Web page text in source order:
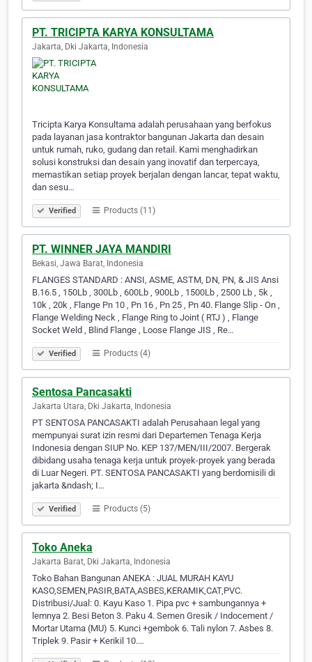
PT. TRICIPTA KARYA KONSULTAMA
Jakarta, Dki Jakarta, Indonesia
Tricipta Karya Konsultama adalah perusahaan yang berfokus
pada layanan jasa kontraktor bangunan Jakarta dan desain
untuk rumah, ruko, gudang dan retail. Kami menghadirkan
solusi konstruksi dan desain yang inovatif dan terpercaya,
memastikan setiap proyek berjalan dengan lancar, tepat waktu,
dan sesu…
Verified Products (11)
PT. WINNER JAYA MANDIRI
Bekasi, Jawa Barat, Indonesia
FLANGES STANDARD : ANSI, ASME, ASTM, DN, PN, & JIS Ansi
B.16.5 , 150Lb , 300Lb , 600Lb , 900Lb , 1500Lb , 2500 Lb , 5k ,
10k , 20k , Flange Pn 10 , Pn 16 , Pn 25 , Pn 40. Flange Slip - On ,
Flange Welding Neck , Flange Ring to Joint ( RTJ ) , Flange
Socket Weld , Blind Flange , Loose Flange JIS , Re…
Verified Products (4)
Sentosa Pancasakti
Jakarta Utara, Dki Jakarta, Indonesia
PT SENTOSA PANCASAKTI adalah Perusahaan legal yang
mempunyai surat izin resmi dari Departemen Tenaga Kerja
Indonesia dengan SIUP No. KEP 137/MEN/III/2007. Bergerak
dibidang usaha tenaga kerja untuk proyek-proyek yang berada
di Luar Negeri. PT. SENTOSA PANCASAKTI yang berdomisili di
jakarta &ndash; I…
Verified Products (5)
Toko Aneka
Jakarta Barat, Dki Jakarta, Indonesia
Toko Bahan Bangunan ANEKA : JUAL MURAH KAYU
KASO,SEMEN,PASIR,BATA,ASBES,KERAMIK,CAT,PVC.
Distribusi/Jual: 0. Kayu Kaso 1. Pipa pvc + sambungannya +
lemnya 2. Besi Beton 3. Paku 4. Semen Gresik / Indocement /
Mortar Utama (MU) 5. Kunci +gembok 6. Tali nylon 7. Asbes 8.
Triplek 9. Pasir + Kerikil 10.…